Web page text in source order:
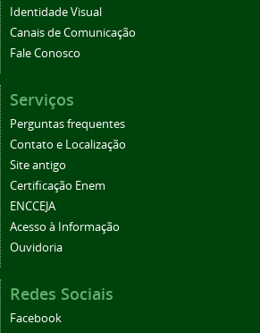
Identidade Visual
Canais de Comunicação
Fale Conosco
Serviços
Perguntas frequentes
Contato e Localização
Site antigo
Certificação Enem
ENCCEJA
Acesso à Informação
Ouvidoria
Redes Sociais
Facebook